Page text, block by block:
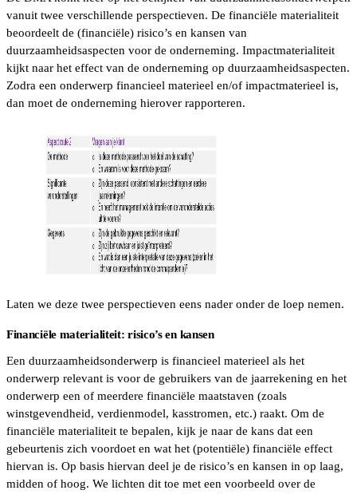
vanuit twee verschillende perspectieven. De financiële materialiteit
beoordeelt de (financiële) risico’s en kansen van
duurzaamheidsaspecten voor de onderneming. Impactmaterialiteit
kijkt naar het effect van de onderneming op duurzaamheidsaspecten.
Zodra een onderwerp financieel materieel en/of impactmaterieel is,
dan moet de onderneming hierover rapporteren.
Laten we deze twee perspectieven eens nader onder de loep nemen.
Financiële materialiteit: risico’s en kansen
Een duurzaamheidsonderwerp is financieel materieel als het
onderwerp relevant is voor de gebruikers van de jaarrekening en het
onderwerp een of meerdere financiële maatstaven (zoals
winstgevendheid, verdienmodel, kasstromen, etc.) raakt. Om de
financiële materialiteit te bepalen, kijk je naar de kans dat een
gebeurtenis zich voordoet en wat het (potentiële) financiële effect
hiervan is. Op basis hiervan deel je de risico’s en kansen in op laag,
midden of hoog. We lichten dit toe met een voorbeeld over de